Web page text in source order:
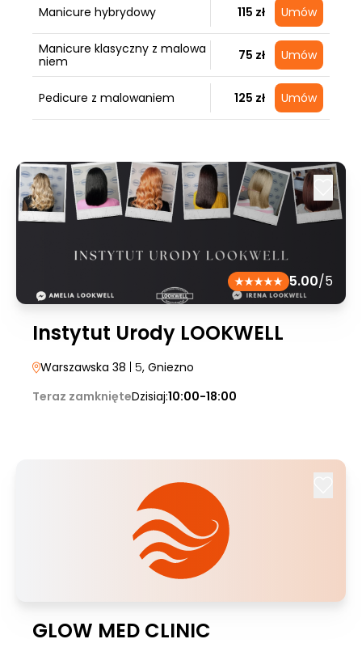
Manicure hybrydowy 115 zł Umów
Manicure klasyczny z malowa
niem
75 zł Umów
Pedicure z malowaniem 125 zł Umów
5.00/5
Instytut Urody LOOKWELL
Warszawska 38 | 5, Gniezno
Teraz zamknięteDzisiaj:10:00-18:00
GLOW MED CLINIC